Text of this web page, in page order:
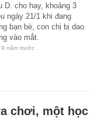
D. cho hay, khoảng 3
ngày 21/1 khi đang
bạn bè, con chị bị dao
vào mắt.
9 năm trước
chơi, một học